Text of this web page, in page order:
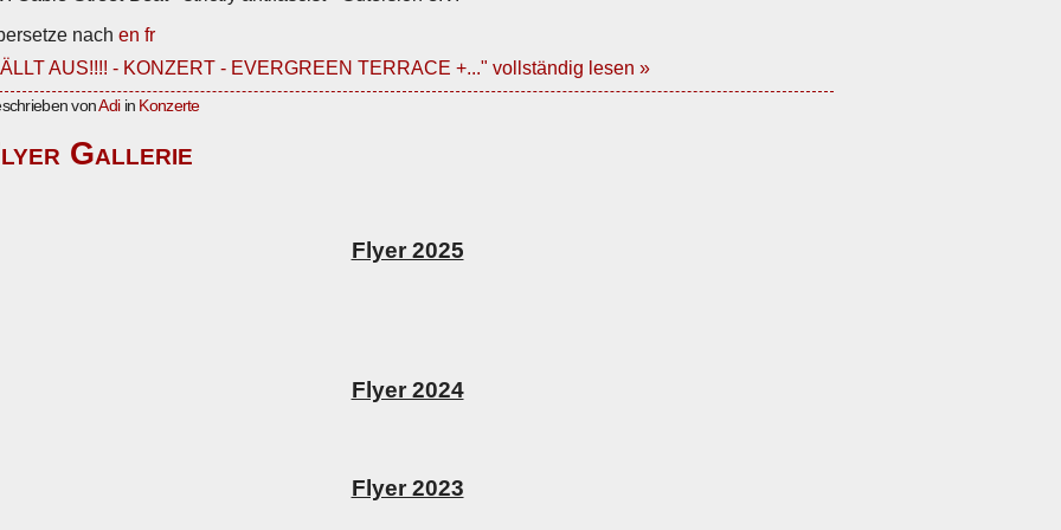
nach en fr
AUS!!!! - KONZERT - EVERGREEN TERRACE +..." vollständig lesen »
vonAdiin Konzerte
Gallerie
Flyer 2025
Flyer 2024
Flyer 2023